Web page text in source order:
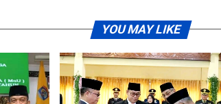
YOU MAY LIKE